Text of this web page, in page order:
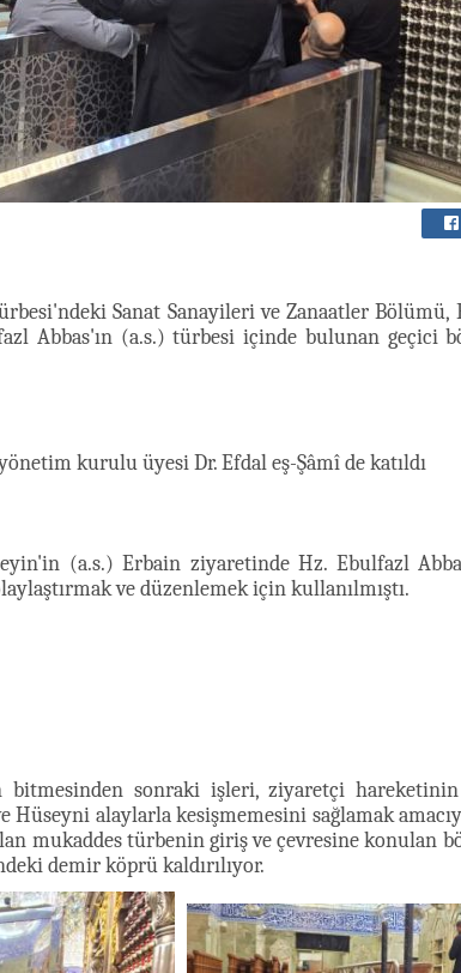
Sanat Sanayileri ve Zanaatler
Abbas'ın (a.s.) türbesi içinde bulunan geçici
kurulu üyesi Dr. Efdal eş-Şâmî de katıldı
(a.s.) Erbain ziyaretinde Hz. Ebulfazl
ve düzenlemek için kullanılmıştı.
sonraki işleri, ziyaretçi hareketinin
Hüseyni alaylarla kesişmemesini sağlamak
mukaddes türbenin giriş ve çevresine konulan
demir köprü kaldırılıyor.